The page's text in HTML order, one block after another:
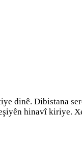
dinê. Dibistana
hinavî kiriye.